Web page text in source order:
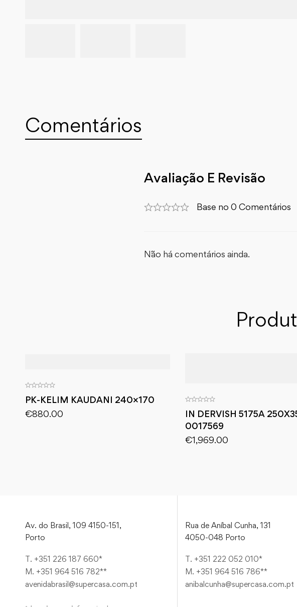
Comentários
Avaliação E Revisão
Base no 0 Comentários
Não há comentários ainda.
PK-KELIM KAUDANI 240×170
€880.00
IN DERVISH 5175A
0017569
€1,969.00
Av. do Brasil, 109 4150-151,
Porto
T. +351 226 187 660*
M. +351 964 516 782**
avenidabrasil@supercasa.com.pt
Rua de Aníbal Cunha, 131
4050-048 Porto
T. +351 222 052 010*
M. +351 964 516 786**
anibalcunha@supercasa.com.pt